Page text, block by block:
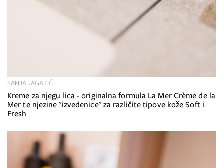
Kreme za njegu lica - originalna formula La Mer Crème de la
Mer te njezine "izvedenice" za različite tipove kože Soft i
Fresh
SANJA JAGATIĆ